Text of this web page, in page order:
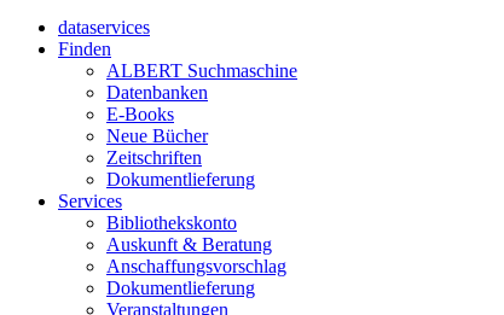
dataservices
Finden
ALBERT Suchmaschine
Datenbanken
E-Books
Neue Bücher
Zeitschriften
Dokumentlieferung
Services
Bibliothekskonto
Auskunft & Beratung
Anschaffungsvorschlag
Dokumentlieferung
Veranstaltungen